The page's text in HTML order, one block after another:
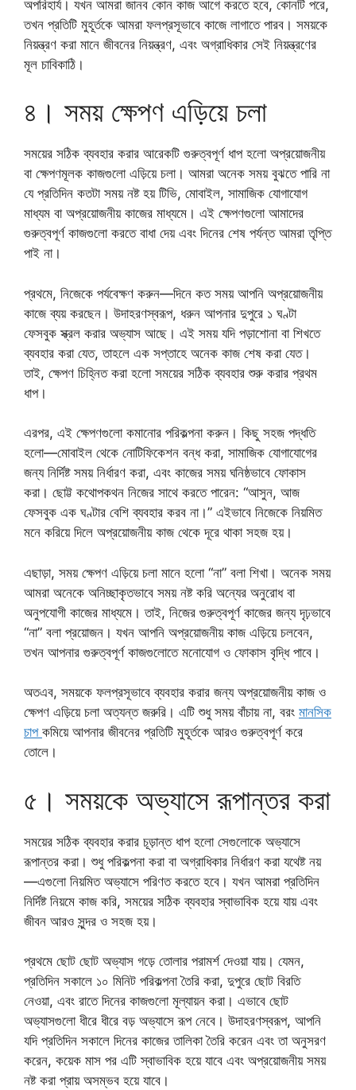
অপরিহার্য। যখন আমরা জানব কোন কাজ আগে করতে হবে, কোনটি পরে,
তখন প্রতিটি মুহূর্তকে আমরা ফলপ্রসূভাবে কাজে লাগাতে পারব। সময়কে
নিয়ন্ত্রণ করা মানে জীবনের নিয়ন্ত্রণ, এবং অগ্রাধিকার সেই নিয়ন্ত্রণের
মূল চাবিকাঠি।
৪। সময় ক্ষেপণ এড়িয়ে চলা
সময়ের সঠিক ব্যবহার করার আরেকটি গুরুত্বপূর্ণ ধাপ হলো অপ্রয়োজনীয়
বা ক্ষেপণমূলক কাজগুলো এড়িয়ে চলা। আমরা অনেক সময় বুঝতে পারি না
যে প্রতিদিন কতটা সময় নষ্ট হয় টিভি, মোবাইল, সামাজিক যোগাযোগ
মাধ্যম বা অপ্রয়োজনীয় কাজের মাধ্যমে। এই ক্ষেপণগুলো আমাদের
গুরুত্বপূর্ণ কাজগুলো করতে বাধা দেয় এবং দিনের শেষ পর্যন্ত আমরা তৃপ্তি
পাই না।
প্রথমে, নিজেকে পর্যবেক্ষণ করুন—দিনে কত সময় আপনি অপ্রয়োজনীয়
কাজে ব্যয় করছেন। উদাহরণস্বরূপ, ধরুন আপনার দুপুরে ১ ঘণ্টা
ফেসবুক স্ক্রল করার অভ্যাস আছে। এই সময় যদি পড়াশোনা বা শিখতে
ব্যবহার করা যেত, তাহলে এক সপ্তাহে অনেক কাজ শেষ করা যেত।
তাই, ক্ষেপণ চিহ্নিত করা হলো সময়ের সঠিক ব্যবহার শুরু করার প্রথম
ধাপ।
এরপর, এই ক্ষেপণগুলো কমানোর পরিকল্পনা করুন। কিছু সহজ পদ্ধতি
হলো—মোবাইল থেকে নোটিফিকেশন বন্ধ করা, সামাজিক যোগাযোগের
জন্য নির্দিষ্ট সময় নির্ধারণ করা, এবং কাজের সময় ঘনিষ্ঠভাবে ফোকাস
করা। ছোট্ট কথোপকথন নিজের সাথে করতে পারেন: “আসুন, আজ
ফেসবুক এক ঘণ্টার বেশি ব্যবহার করব না।” এইভাবে নিজেকে নিয়মিত
মনে করিয়ে দিলে অপ্রয়োজনীয় কাজ থেকে দূরে থাকা সহজ হয়।
এছাড়া, সময় ক্ষেপণ এড়িয়ে চলা মানে হলো “না” বলা শিখা। অনেক সময়
আমরা অনেকে অনিচ্ছাকৃতভাবে সময় নষ্ট করি অন্যের অনুরোধ বা
অনুপযোগী কাজের মাধ্যমে। তাই, নিজের গুরুত্বপূর্ণ কাজের জন্য দৃঢ়ভাবে
“না” বলা প্রয়োজন। যখন আপনি অপ্রয়োজনীয় কাজ এড়িয়ে চলবেন,
তখন আপনার গুরুত্বপূর্ণ কাজগুলোতে মনোযোগ ও ফোকাস বৃদ্ধি পাবে।
অতএব, সময়কে ফলপ্রসূভাবে ব্যবহার করার জন্য অপ্রয়োজনীয় কাজ ও
ক্ষেপণ এড়িয়ে চলা অত্যন্ত জরুরি। এটি শুধু সময় বাঁচায় না, বরং মানসিক
চাপ কমিয়ে আপনার জীবনের প্রতিটি মুহূর্তকে আরও গুরুত্বপূর্ণ করে
তোলে।
৫। সময়কে অভ্যাসে রূপান্তর করা
সময়ের সঠিক ব্যবহার করার চূড়ান্ত ধাপ হলো সেগুলোকে অভ্যাসে
রূপান্তর করা। শুধু পরিকল্পনা করা বা অগ্রাধিকার নির্ধারণ করা যথেষ্ট নয়
—এগুলো নিয়মিত অভ্যাসে পরিণত করতে হবে। যখন আমরা প্রতিদিন
নির্দিষ্ট নিয়মে কাজ করি, সময়ের সঠিক ব্যবহার স্বাভাবিক হয়ে যায় এবং
জীবন আরও সুন্দর ও সহজ হয়।
প্রথমে ছোট ছোট অভ্যাস গড়ে তোলার পরামর্শ দেওয়া যায়। যেমন,
প্রতিদিন সকালে ১০ মিনিট পরিকল্পনা তৈরি করা, দুপুরে ছোট বিরতি
নেওয়া, এবং রাতে দিনের কাজগুলো মূল্যায়ন করা। এভাবে ছোট
অভ্যাসগুলো ধীরে ধীরে বড় অভ্যাসে রূপ নেবে। উদাহরণস্বরূপ, আপনি
যদি প্রতিদিন সকালে দিনের কাজের তালিকা তৈরি করেন এবং তা অনুসরণ
করেন, কয়েক মাস পর এটি স্বাভাবিক হয়ে যাবে এবং অপ্রয়োজনীয় সময়
নষ্ট করা প্রায় অসম্ভব হয়ে যাবে।